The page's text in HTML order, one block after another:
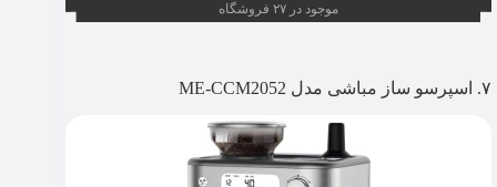
موجود در ۲۷ فروشگاه
۷. اسپرسو ساز مباشی مدل ME-CCM2052